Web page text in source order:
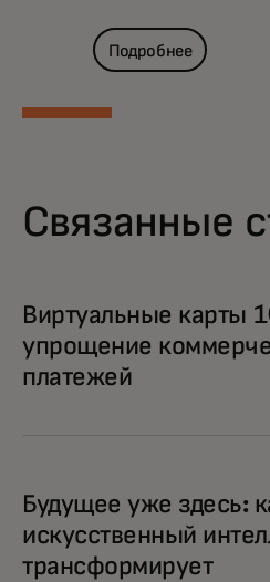
Подробнее
Связанные
Виртуальные карты
упрощение
платежей
Будущее уже здесь:
искусственный
трансформирует